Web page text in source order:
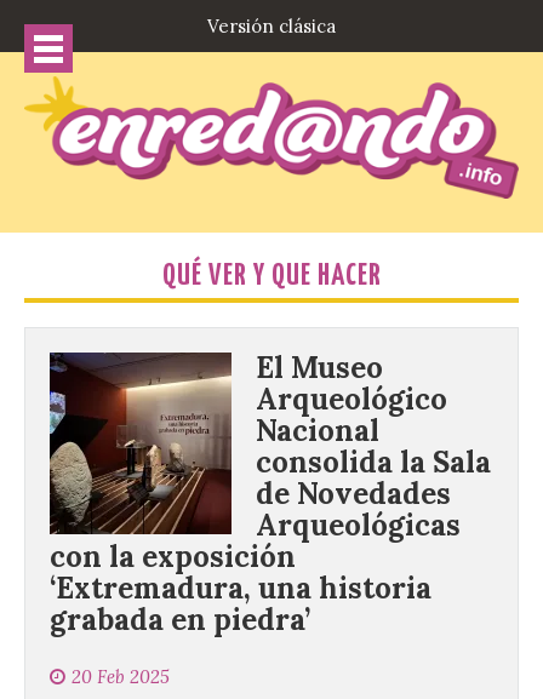
Versión clásica
QUÉ VER Y QUE HACER
El Museo
Arqueológico
Nacional
consolida la Sala
de Novedades
Arqueológicas
con la exposición
‘Extremadura, una historia
grabada en piedra’
20 Feb 2025